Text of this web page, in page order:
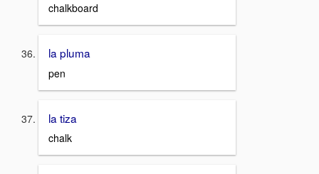
chalkboard
la pluma
pen
la tiza
chalk